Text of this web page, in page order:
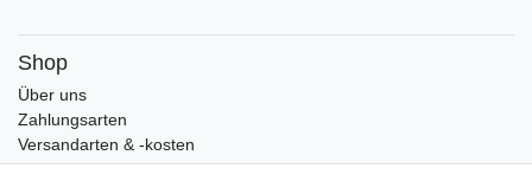
Shop
Über uns
Zahlungsarten
Versandarten & -kosten
Widerrufsrecht